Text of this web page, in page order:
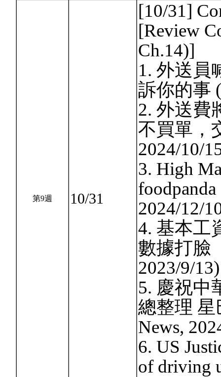
第9週 10/31
[10/31]
[Review
Ch.14)]
1. 外送員
訴你的事
2. 外送費
不買單，
2024/10/
3. High
2024/12/
4. 基本工
數據打臉
2023/9/13)
5. 慶祝中
總整理
News,
6. US
of driving